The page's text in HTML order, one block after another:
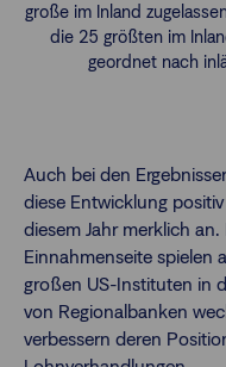
große im Inland
die 25 größten im
geordnet nach
Auch bei den
diese Entwicklung
diesem Jahr merklich
Einnahmenseite spielen
großen US-Instituten in
von Regionalbanken
verbessern deren